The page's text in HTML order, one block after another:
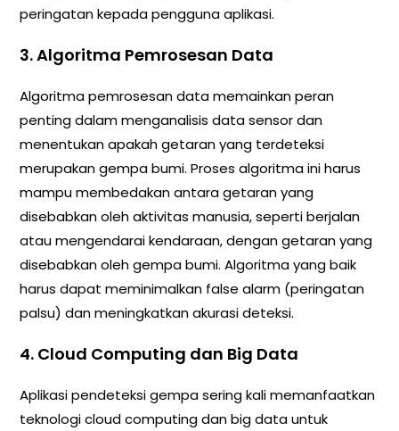
peringatan kepada pengguna aplikasi.
3. Algoritma Pemrosesan Data
Algoritma pemrosesan data memainkan peran
penting dalam menganalisis data sensor dan
menentukan apakah getaran yang terdeteksi
merupakan gempa bumi. Proses algoritma ini harus
mampu membedakan antara getaran yang
disebabkan oleh aktivitas manusia, seperti berjalan
atau mengendarai kendaraan, dengan getaran yang
disebabkan oleh gempa bumi. Algoritma yang baik
harus dapat meminimalkan false alarm (peringatan
palsu) dan meningkatkan akurasi deteksi.
4. Cloud Computing dan Big Data
Aplikasi pendeteksi gempa sering kali memanfaatkan
teknologi cloud computing dan big data untuk